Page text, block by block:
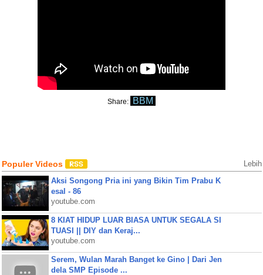
Share: BBM
Populer Videos Lebih
Aksi Songong Pria ini yang Bikin Tim Prabu K
esal - 86
youtube.com
8 KIAT HIDUP LUAR BIASA UNTUK SEGALA SI
TUASI || DIY dan Keraj...
youtube.com
Serem, Wulan Marah Banget ke Gino | Dari Jen
dela SMP Episode ...